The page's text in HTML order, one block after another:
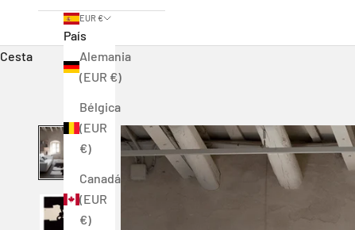
EUR €
País
Alemania
(EUR €)
Bélgica
(EUR
€)
Canadá
(EUR
€)
Cesta